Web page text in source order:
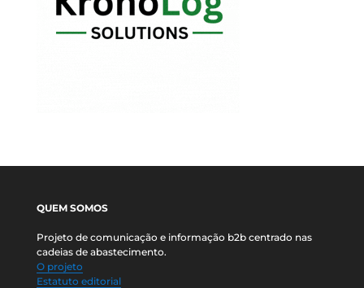
QUEM SOMOS
Projeto de comunicação e informação b2b centrado nas
cadeias de abastecimento.
O projeto
Estatuto editorial